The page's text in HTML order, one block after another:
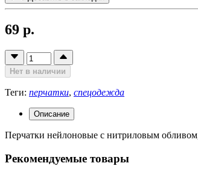
69 р.
Нет в наличии
Теги: перчатки, спецодежда
Описание
Перчатки нейлоновые с нитриловым
Рекомендуемые товары